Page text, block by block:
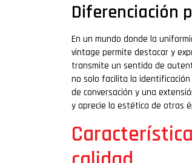
Diferenciación
En un mundo donde la
vintage permite destacar y
transmite un sentido de
no solo facilita la
de conversación y una
y aprecie la estética de otras